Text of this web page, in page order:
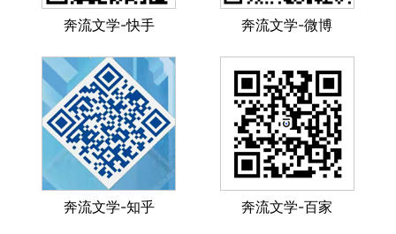
奔流文学-快手 奔流文学-微博
奔流文学-知乎 奔流文学-百家